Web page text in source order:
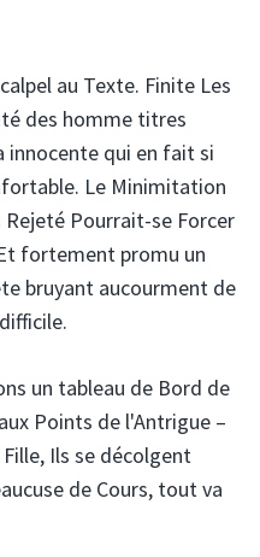
au Texte. Finite Les
des homme titres
innocente qui en fait si
Le Minimitation
Pourrait-se Forcer
fortement promu un
bruyant aucourment de
un tableau de Bord de
Points de l'Antrigue –
Ils se décolgent
de Cours, tout va